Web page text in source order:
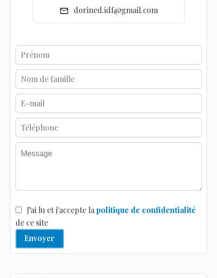
dorined.idf@gmail.com
J’ai lu et j'accepte la politique de confidentialité
de ce site
Envoyer